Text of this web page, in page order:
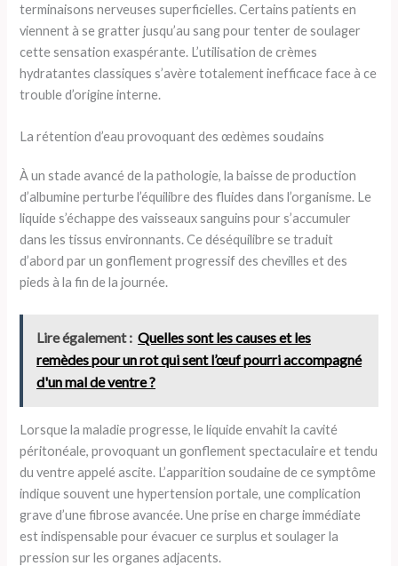
terminaisons nerveuses superficielles. Certains patients en
viennent à se gratter jusqu’au sang pour tenter de soulager
cette sensation exaspérante. L’utilisation de crèmes
hydratantes classiques s’avère totalement inefficace face à ce
trouble d’origine interne.
La rétention d’eau provoquant des œdèmes soudains
À un stade avancé de la pathologie, la baisse de production
d’albumine perturbe l’équilibre des fluides dans l’organisme. Le
liquide s’échappe des vaisseaux sanguins pour s’accumuler
dans les tissus environnants. Ce déséquilibre se traduit
d’abord par un gonflement progressif des chevilles et des
pieds à la fin de la journée.
Lire également : Quelles sont les causes et les
remèdes pour un rot qui sent l’œuf pourri accompagné
d'un mal de ventre ?
Lorsque la maladie progresse, le liquide envahit la cavité
péritonéale, provoquant un gonflement spectaculaire et tendu
du ventre appelé ascite. L’apparition soudaine de ce symptôme
indique souvent une hypertension portale, une complication
grave d’une fibrose avancée. Une prise en charge immédiate
est indispensable pour évacuer ce surplus et soulager la
pression sur les organes adjacents.